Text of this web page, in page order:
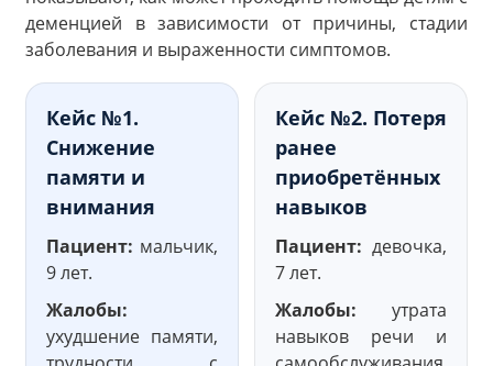
деменцией в зависимости от причины, стадии
заболевания и выраженности симптомов.
Кейс №1.
Снижение
памяти и
внимания
Пациент: мальчик,
9 лет.
Жалобы:
ухудшение памяти,
Кейс №2. Потеря
ранее
приобретённых
навыков
Пациент: девочка,
7 лет.
Жалобы: утрата
навыков речи и